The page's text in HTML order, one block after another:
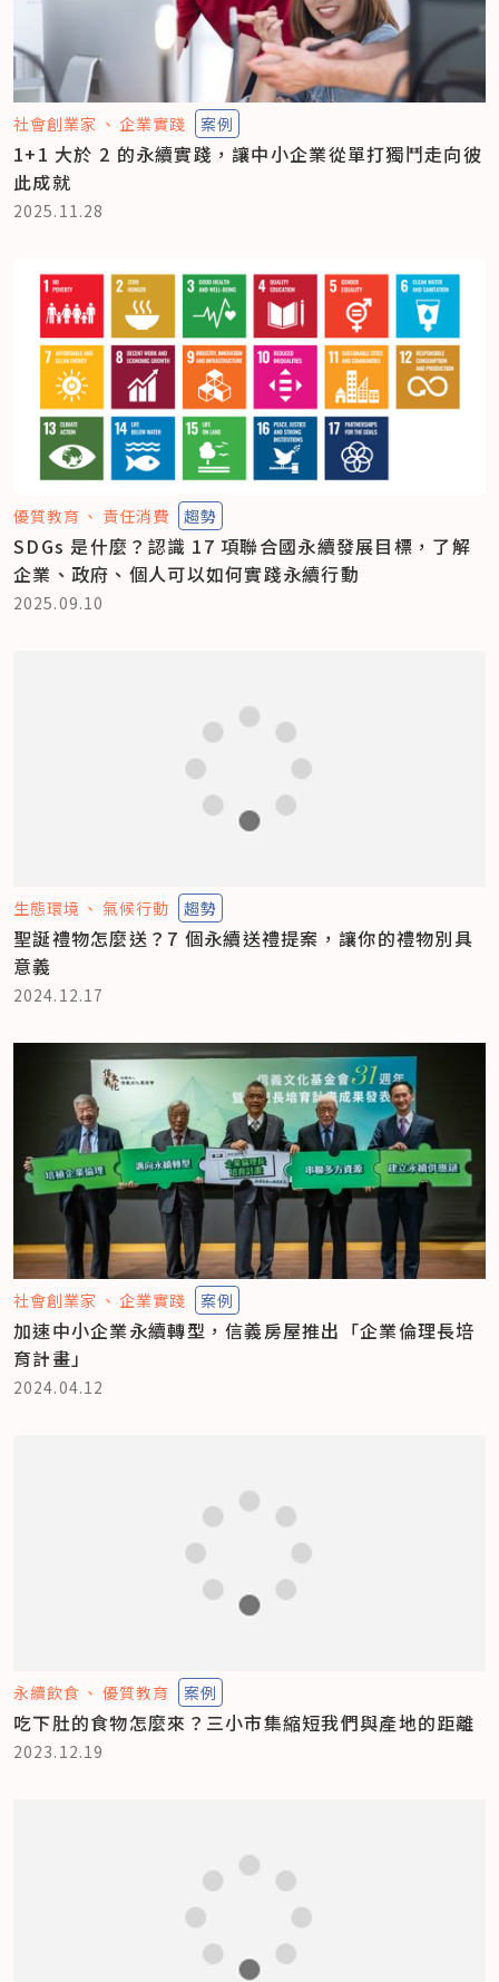
社會創業家 企業實踐 案例
1+1 大於 2 的永續實踐，讓中小企業從單打獨鬥走向彼
此成就
2025.11.28
優質教育 責任消費 趨勢
SDGs 是什麼？認識 17 項聯合國永續發展目標，了解
企業、政府、個人可以如何實踐永續行動
2025.09.10
生態環境 氣候行動 趨勢
聖誕禮物怎麼送？7 個永續送禮提案，讓你的禮物別具
意義
2024.12.17
社會創業家 企業實踐 案例
加速中小企業永續轉型，信義房屋推出「企業倫理長培
育計畫」
2024.04.12
永續飲食 優質教育 案例
吃下肚的食物怎麼來？三小市集縮短我們與產地的距離
2023.12.19